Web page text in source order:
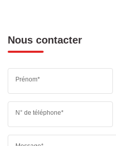
Nous contacter
Prénom*
N° de téléphone*